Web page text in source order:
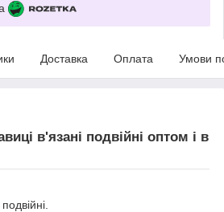
Доставка Оплата Умови
в'язані подвійні оптом і в